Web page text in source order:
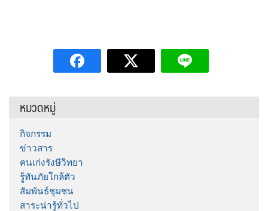
หมวดหมู่
กิจกรรม
ข่าวสาร
คนเก่งรังษีวิทยา
รู้ทันภัยใกล้ตัว
สัมพันธ์ชุมชน
สาระน่ารู้ทั่วไป